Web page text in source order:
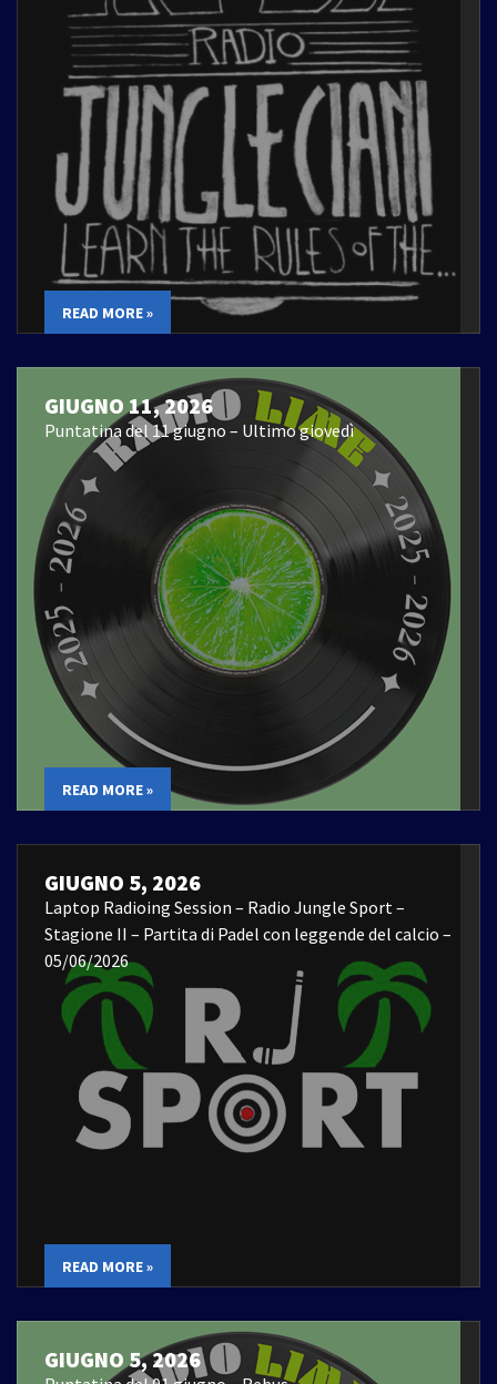
READ MORE »
GIUGNO 11, 2026
Puntatina del 11 giugno – Ultimo giovedì
READ MORE »
GIUGNO 5, 2026
Laptop Radioing Session – Radio Jungle Sport –
Stagione II – Partita di Padel con leggende del calcio –
05/06/2026
READ MORE »
GIUGNO 5, 2026